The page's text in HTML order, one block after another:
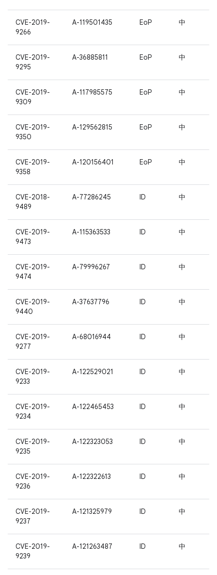
CVE-2019-
9266
A-119501435 EoP 中
CVE-2019-
9295
A-36885811 EoP 中
CVE-2019-
9309
A-117985575 EoP 中
CVE-2019-
9350
A-129562815 EoP 中
CVE-2019-
9358
A-120156401 EoP 中
CVE-2018-
9489
A-77286245 ID 中
CVE-2019-
9473
A-115363533 ID 中
CVE-2019-
9474
A-79996267 ID 中
CVE-2019-
9440
A-37637796 ID 中
CVE-2019-
9277
A-68016944 ID 中
CVE-2019-
9233
A-122529021 ID 中
CVE-2019-
9234
A-122465453 ID 中
CVE-2019-
9235
A-122323053 ID 中
CVE-2019-
9236
A-122322613 ID 中
CVE-2019-
9237
A-121325979 ID 中
CVE-2019-
9239
A-121263487 ID 中